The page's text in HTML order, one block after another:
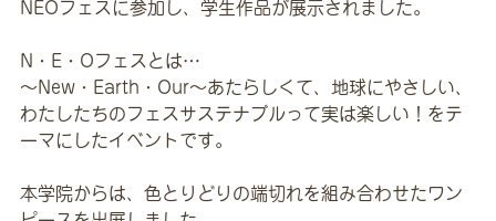
NEOフェスに参加し、学生作品が展示されました。
N・E・Oフェスとは…
～New・Earth・Our～あたらしくて、地球にやさしい、
わたしたちのフェスサステナブルって実は楽しい！をテ
ーマにしたイベントです。
本学院からは、色とりどりの端切れを組み合わせたワン